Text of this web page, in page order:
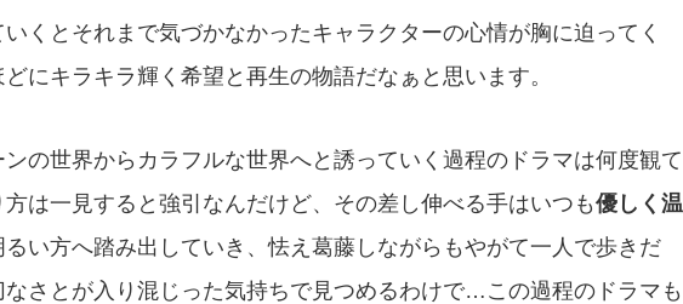
くとそれまで気づかなかったキャラクターの心情が胸に迫ってく
にキラキラ輝く希望と再生の物語だなぁと思います。
の世界からカラフルな世界へと誘っていく過程のドラマは何度観て
は一見すると強引なんだけど、その差し伸べる手はいつも優しく温
い方へ踏み出していき、怯え葛藤しながらもやがて一人で歩きだ
さとが入り混じった気持ちで見つめるわけで…この過程のドラマも